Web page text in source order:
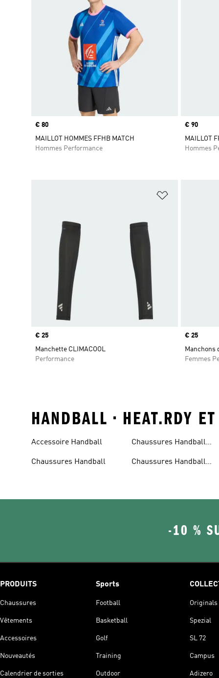
Prix
€ 80
MAILLOT HOMMES FFHB MATCH
Hommes Performance
Prix
€ 90
MAILLOT
Hommes
Prix
€ 25
Manchette CLIMACOOL
Performance
Prix
€ 25
Manchons
Femmes
HANDBALL • HEAT.RDY
Accessoire Handball
Chaussures Handball
Chaussures Handball
Chaussures Handball
-10 %
PRODUITS
Chaussures
Vêtements
Accessoires
Nouveautés
Calendrier de sorties
Sports
Football
Basketball
Golf
Training
Outdoor
Originals
Spezial
SL 72
Campus
Adizero